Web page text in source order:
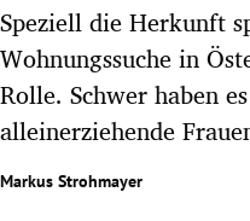
Untermenü
Untermenü
Untermenü
Speziell die Herkunft
Wohnungssuche in
Rolle. Schwer haben
alleinerziehende
Markus Strohmayer